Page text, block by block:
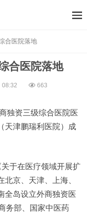
合医院落地
合医院落地
663
独资三级综合医院医
天津鹏瑞利医院）成
于在医疗领域开展扩
京、天津、上海、
全岛设立外商独资医
务部、国家中医药